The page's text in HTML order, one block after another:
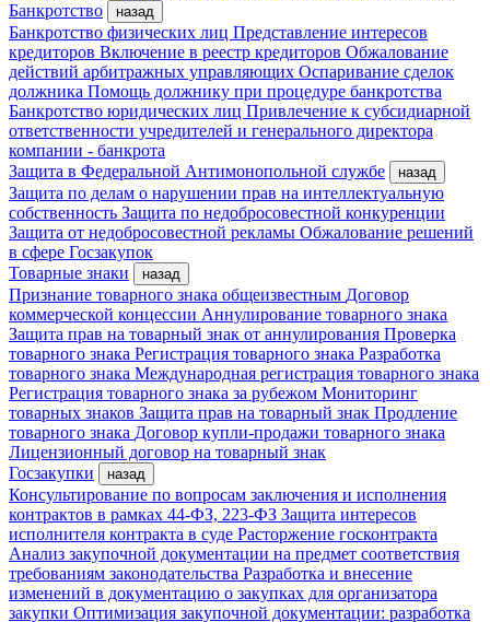
Банкротство
назад
Банкротство физических лиц Представление интересов
кредиторов Включение в реестр кредиторов Обжалование
действий арбитражных управляющих Оспаривание сделок
должника Помощь должнику при процедуре банкротства
Банкротство юридических лиц Привлечение к субсидиарной
ответственности учредителей и генерального директора
компании - банкрота
Защита в Федеральной Антимонопольной службе
назад
Защита по делам о нарушении прав на интеллектуальную
собственность Защита по недобросовестной конкуренции
Защита от недобросовестной рекламы Обжалование решений
в сфере Госзакупок
Товарные знаки
назад
Признание товарного знака общеизвестным Договор
коммерческой концессии Аннулирование товарного знака
Защита прав на товарный знак от аннулирования Проверка
товарного знака Регистрация товарного знака Разработка
товарного знака Международная регистрация товарного знака
Регистрация товарного знака за рубежом Мониторинг
товарных знаков Защита прав на товарный знак Продление
товарного знака Договор купли-продажи товарного знака
Лицензионный договор на товарный знак
Госзакупки
назад
Консультирование по вопросам заключения и исполнения
контрактов в рамках 44-ФЗ, 223-ФЗ Защита интересов
исполнителя контракта в суде Расторжение госконтракта
Анализ закупочной документации на предмет соответствия
требованиям законодательства Разработка и внесение
изменений в документацию о закупках для организатора
закупки Оптимизация закупочной документации: разработка